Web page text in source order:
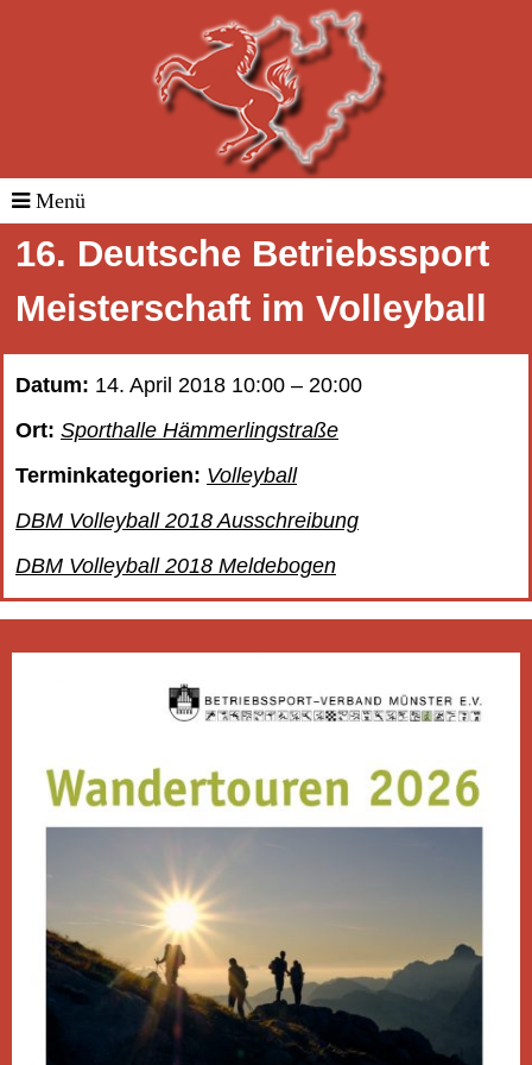
16. Deutsche Betriebssport
Meisterschaft im Volleyball
Datum: 14. April 2018 10:00 – 20:00
Ort: Sporthalle Hämmerlingstraße
Terminkategorien: Volleyball
DBM Volleyball 2018 Ausschreibung
DBM Volleyball 2018 Meldebogen